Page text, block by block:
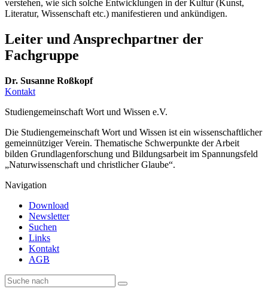
verstehen, wie sich solche Entwicklungen in der Kultur (Kunst,
Literatur, Wissenschaft etc.) manifestieren und ankündigen.
Leiter und Ansprechpartner der
Fachgruppe
Dr. Susanne Roßkopf
Kontakt
Studiengemeinschaft Wort und Wissen e.V.
Die Studiengemeinschaft Wort und Wissen ist ein wissenschaftlicher
gemeinnütziger Verein. Thematische Schwerpunkte der Arbeit
bilden Grundlagenforschung und Bildungsarbeit im Spannungsfeld
„Naturwissenschaft und christlicher Glaube“.
Navigation
Download
Newsletter
Suchen
Links
Kontakt
AGB